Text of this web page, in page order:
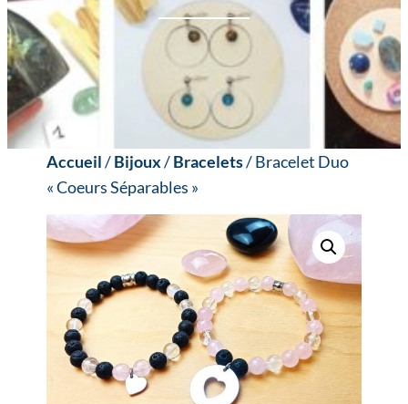
Accueil/Bijoux/Bracelets/ Bracelet Duo
« Coeurs Séparables »